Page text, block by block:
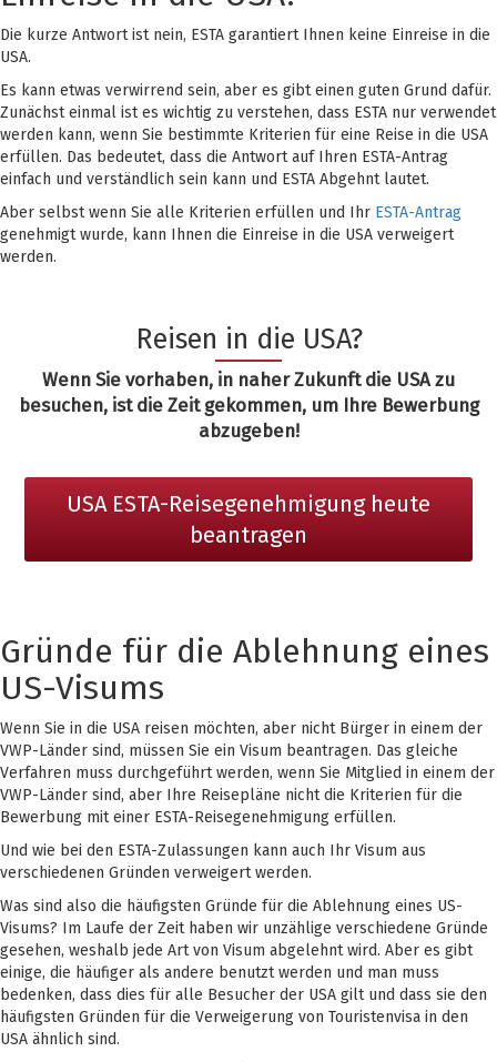
Die kurze Antwort ist nein, ESTA garantiert Ihnen keine Einreise in die
USA.
Es kann etwas verwirrend sein, aber es gibt einen guten Grund dafür.
Zunächst einmal ist es wichtig zu verstehen, dass ESTA nur verwendet
werden kann, wenn Sie bestimmte Kriterien für eine Reise in die USA
erfüllen. Das bedeutet, dass die Antwort auf Ihren ESTA-Antrag
einfach und verständlich sein kann und ESTA Abgehnt lautet.
Aber selbst wenn Sie alle Kriterien erfüllen und Ihr ESTA-Antrag
genehmigt wurde, kann Ihnen die Einreise in die USA verweigert
werden.
Reisen in die USA?
Wenn Sie vorhaben, in naher Zukunft die USA zu
besuchen, ist die Zeit gekommen, um Ihre Bewerbung
abzugeben!
USA ESTA-Reisegenehmigung heute
beantragen
Gründe für die Ablehnung eines
US-Visums
Wenn Sie in die USA reisen möchten, aber nicht Bürger in einem der
VWP-Länder sind, müssen Sie ein Visum beantragen. Das gleiche
Verfahren muss durchgeführt werden, wenn Sie Mitglied in einem der
VWP-Länder sind, aber Ihre Reisepläne nicht die Kriterien für die
Bewerbung mit einer ESTA-Reisegenehmigung erfüllen.
Und wie bei den ESTA-Zulassungen kann auch Ihr Visum aus
verschiedenen Gründen verweigert werden.
Was sind also die häufigsten Gründe für die Ablehnung eines US-
Visums? Im Laufe der Zeit haben wir unzählige verschiedene Gründe
gesehen, weshalb jede Art von Visum abgelehnt wird. Aber es gibt
einige, die häufiger als andere benutzt werden und man muss
bedenken, dass dies für alle Besucher der USA gilt und dass sie den
häufigsten Gründen für die Verweigerung von Touristenvisa in den
USA ähnlich sind.